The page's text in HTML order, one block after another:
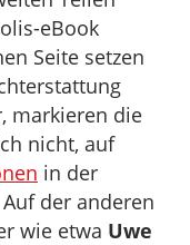
eBook
Seite setzen
markieren die
nicht, auf
in der
der anderen
wie etwa Uwe